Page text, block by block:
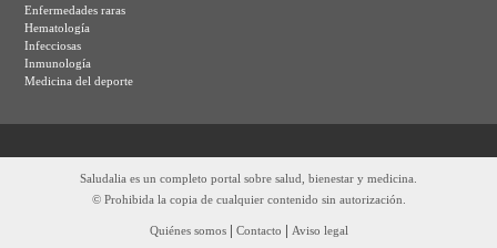
Enfermedades raras
Hematología
Infecciosas
Inmunología
Medicina del deporte
Saludalia es un completo portal sobre salud, bienestar y medicina.
© Prohibida la copia de cualquier contenido sin autorización.
Quiénes somos| Contacto | Aviso legal